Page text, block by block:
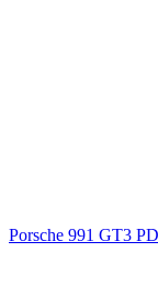
Porsche 991 GT3